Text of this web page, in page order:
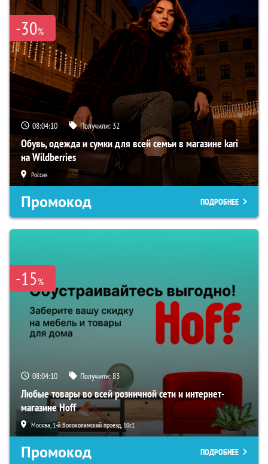
-30%
08:04:09 Получили: 32
Обувь, одежда и сумки для всей семьи в магазине kari
на Wildberries
Россия
Промокод ПОДРОБНЕЕ
-15%
08:04:09 Получили:83
Любые товары во всей розничной сети и интернет-
магазине Hoff
Москва, 1-й Волоколамский проезд, 10с1
Промокод ПОДРОБНЕЕ